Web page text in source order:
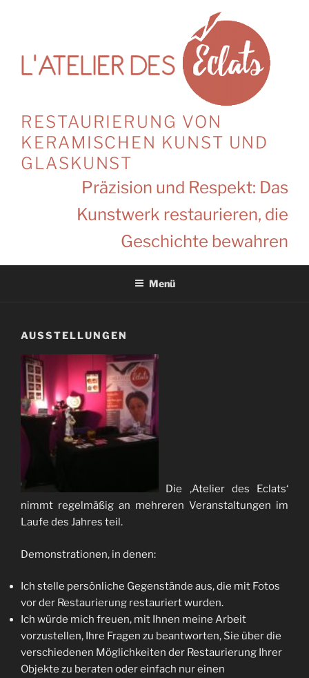
RESTAURIERUNG VON
KERAMISCHEN KUNST UND
GLASKUNST
Präzision und Respekt: Das
Kunstwerk restaurieren, die
Geschichte bewahren
Menü
AUSSTELLUNGEN
Die ‚Atelier des Eclats‘
nimmt regelmäßig an mehreren Veranstaltungen im
Laufe des Jahres teil.
Demonstrationen, in denen:
Ich stelle persönliche Gegenstände aus, die mit Fotos
vor der Restaurierung restauriert wurden.
Ich würde mich freuen, mit Ihnen meine Arbeit
vorzustellen, Ihre Fragen zu beantworten, Sie über die
verschiedenen Möglichkeiten der Restaurierung Ihrer
Objekte zu beraten oder einfach nur einen